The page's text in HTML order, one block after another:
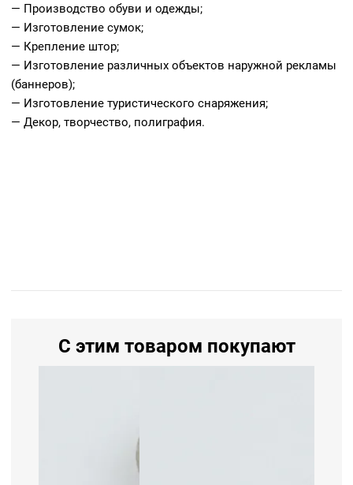
— Производство обуви и одежды;
— Изготовление сумок;
— Крепление штор;
— Изготовление различных объектов наружной рекламы
(баннеров);
— Изготовление туристического снаряжения;
— Декор, творчество, полиграфия.
С этим товаром покупают